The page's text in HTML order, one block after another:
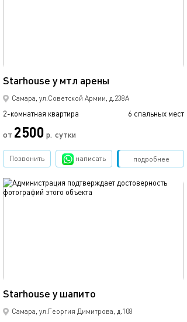
Starhouse у мтл арены
Самара, ул.Советской Армии, д.238А
2-комнатная квартира 6 спальных мест
от 2500 р. сутки
подробнее
Позвонить написать Забронировать
Starhouse у шапито
Самара, ул.Георгия Димитрова, д.108
обновлено 01.02.2023